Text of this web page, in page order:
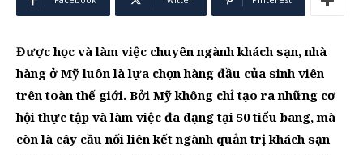
Được học và làm việc chuyên ngành khách sạn, nhà
hàng ở Mỹ luôn là lựa chọn hàng đầu của sinh viên
trên toàn thế giới. Bởi Mỹ không chỉ tạo ra những cơ
hội thực tập và làm việc đa dạng tại 50 tiểu bang, mà
còn là cây cầu nối liên kết ngành quản trị khách sạn